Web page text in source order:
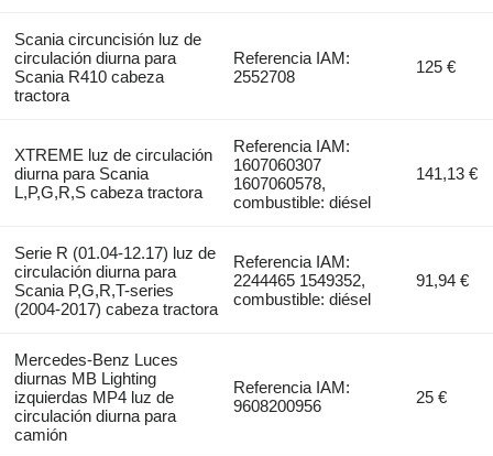
Scania circuncisión luz de
circulación diurna para
Scania R410 cabeza
tractora
Referencia IAM:
2552708
125 €
XTREME luz de circulación
diurna para Scania
L,P,G,R,S cabeza tractora
Referencia IAM:
1607060307
1607060578,
combustible: diésel
141,13 €
Serie R (01.04-12.17) luz de
circulación diurna para
Scania P,G,R,T-series
(2004-2017) cabeza tractora
Referencia IAM:
2244465 1549352,
combustible: diésel
91,94 €
Mercedes-Benz Luces
diurnas MB Lighting
izquierdas MP4 luz de
circulación diurna para
camión
Referencia IAM:
9608200956
25 €